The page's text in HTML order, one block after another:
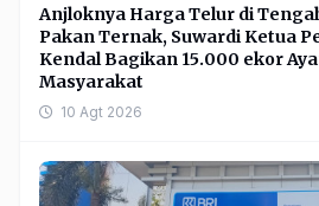
Anjloknya Harga Telur di
Pakan Ternak, Suwardi Ketua
Kendal Bagikan 15.000 ekor
Masyarakat
10 Agt 2026